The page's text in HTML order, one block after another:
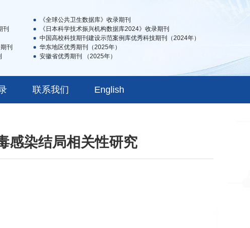
刊
刊
《全球公共卫生数据库》收录期刊
《日本科学技术振兴机构数据库2024》收录期刊
中国高校科技期刊建设示范案例库优秀科技期刊（2024年）
华东地区优秀期刊（2025年）
安徽省优秀期刊 （2025年）
联系我们 English
感染结局相关性研究